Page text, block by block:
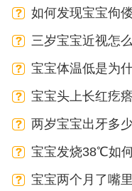
如何发现宝宝佝
三岁宝宝近视怎
宝宝体温低是为
宝宝头上长红疙
两岁宝宝出牙多
宝宝发烧38℃如
宝宝两个月了嘴